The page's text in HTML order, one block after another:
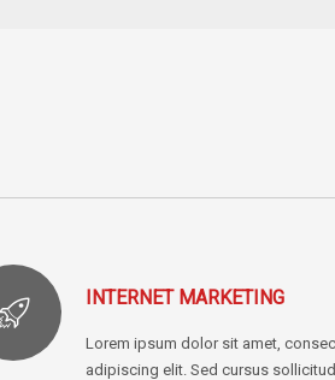
INTERNET MARKETING
Lorem ipsum dolor sit amet,
adipiscing elit. Sed cursus